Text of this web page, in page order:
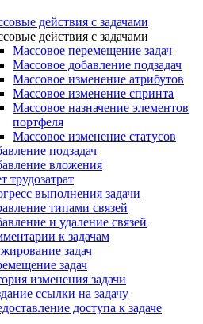
действия с задачами
действия с задачами
Массовое перемещение задач
Массовое добавление подзадач
Массовое изменение атрибутов
Массовое изменение спринта
Массовое назначение элементов
портфеля
Массовое изменение статусов
подзадач
вложения
трудозатрат
выполнения задачи
типами связей
и удаление связей
к задачам
задач
задач
изменения задачи
ссылки на задачу
доступа к задаче